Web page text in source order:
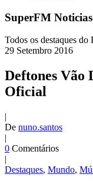
SuperFM Noticias
Todos os destaques do
29 Setembro 2016
Deftones Vão
Oficial
|
De nuno.santos
|
0 Comentários
|
Destaques, Mundo,